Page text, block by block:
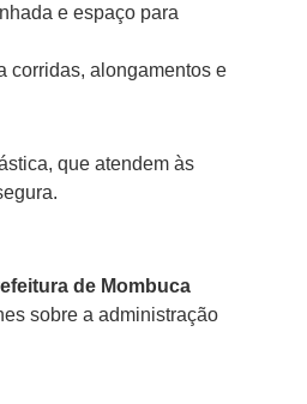
e espaço para
corridas, alongamentos e
que atendem às
de Mombuca
sobre a administração